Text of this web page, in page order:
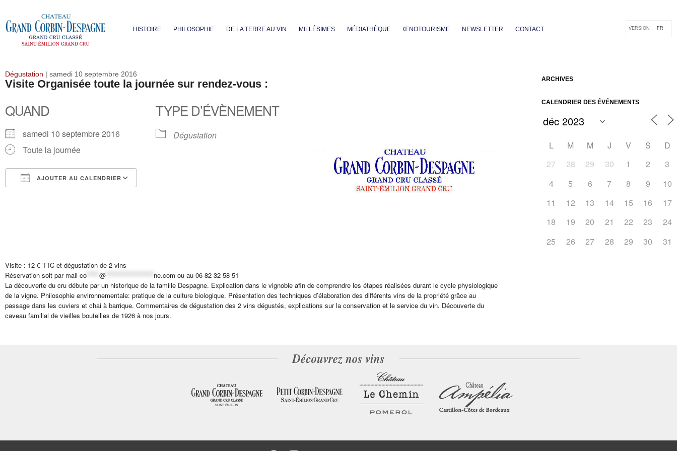
VERSION FR
HISTOIRE PHILOSOPHIE DE LA TERRE AU VIN MILLÉSIMES MÉDIATHÈQUE ŒNOTOURISME NEWSLETTER CONTACT
Dégustation | samedi 10 septembre 2016
Visite Organisée toute la journée sur rendez-vous :
QUAND
samedi 10 septembre 2016
Toute la journée
AJOUTER AU CALENDRIER
Office 365
TYPE D’ÉVÈNEMENT
Dégustation
Visite : 12 € TTC et dégustation de 2 vins
Réservation soit par mailco *****@ ne.com ou au 06 82 32 58 51
La découverte du cru débute par un historique de la famille Despagne. Explication dans le vignoble afin de comprendre les étapes réalisées durant le cycle physiologique
de la vigne. Philosophie environnementale: pratique de la culture biologique. Présentation des techniques d’élaboration des différents vins de la propriété grâce au
passage dans les cuviers et chai à barrique. Commentaires de dégustation des 2 vins dégustés, explications sur la conservation et le service du vin. Découverte du
caveau familial de vieilles bouteilles de 1926 à nos jours.
ARCHIVES
CALENDRIER DES ÉVÉNEMENTS
L M M J V S
D
27
28 29 30 1 2
3
4
5 6 7 8 9
10
11
12 13 14 15 16
17
18
19 20 21 22 23
24
25
26 27 28 29 30 31